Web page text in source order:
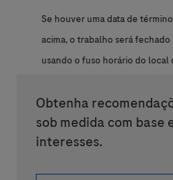
Se houver uma data de
acima, o trabalho será
usando o fuso horário do local
Obtenha
sob medida com base
interesses.